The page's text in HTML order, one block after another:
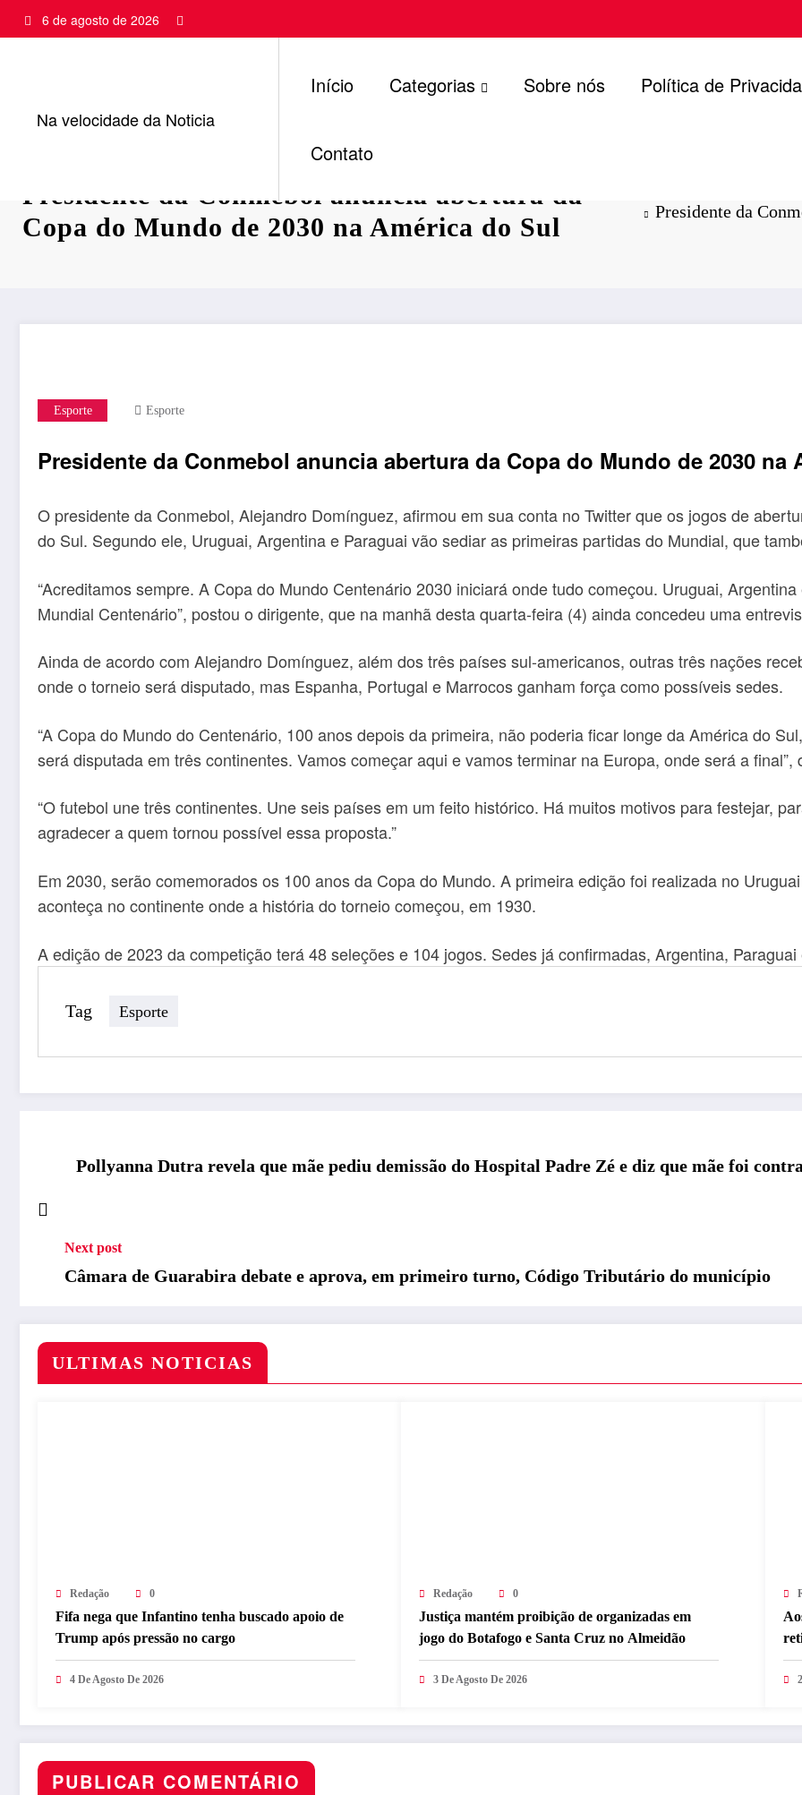
para
6 de agosto de 2026
Na velocidade da Noticia
Início Categorias Sobre nós Política de
Contato
Presidente da Conmebol anuncia abertura da
Copa do Mundo de 2030 na América do Sul
Presidente da
Esporte Esporte
Presidente da Conmebol anuncia abertura da Copa do Mundo de 2030 na
O presidente da Conmebol, Alejandro Domínguez, afirmou em sua conta no Twitter que os jogos de
do Sul. Segundo ele, Uruguai, Argentina e Paraguai vão sediar as primeiras partidas do Mundial, que
“Acreditamos sempre. A Copa do Mundo Centenário 2030 iniciará onde tudo começou. Uruguai,
Mundial Centenário”, postou o dirigente, que na manhã desta quarta-feira (4) ainda concedeu uma
Ainda de acordo com Alejandro Domínguez, além dos três países sul-americanos, outras três nações
onde o torneio será disputado, mas Espanha, Portugal e Marrocos ganham força como possíveis sedes.
“A Copa do Mundo do Centenário, 100 anos depois da primeira, não poderia ficar longe da América do
será disputada em três continentes. Vamos começar aqui e vamos terminar na Europa, onde será a final”,
“O futebol une três continentes. Une seis países em um feito histórico. Há muitos motivos para festejar,
agradecer a quem tornou possível essa proposta.”
Em 2030, serão comemorados os 100 anos da Copa do Mundo. A primeira edição foi realizada no
aconteça no continente onde a história do torneio começou, em 1930.
A edição de 2023 da competição terá 48 seleções e 104 jogos. Sedes já confirmadas, Argentina,
Tag Esporte
Pollyanna Dutra revela que mãe pediu demissão do Hospital Padre Zé e diz que mãe foi
Next post
Câmara de Guarabira debate e aprova, em primeiro turno, Código Tributário do município
ULTIMAS NOTICIAS
Redação 0
Fifa nega que Infantino tenha buscado apoio de
Trump após pressão no cargo
4 De Agosto De 2026
Redação 0
Justiça mantém proibição de organizadas em
jogo do Botafogo e Santa Cruz no Almeidão
3 De Agosto De 2026
PUBLICAR COMENTÁRIO